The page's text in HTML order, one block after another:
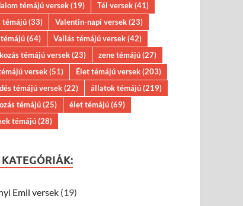
témájú versek(19) Tél versek(41)
témájú(33) Valentin-napi versek(23)
(64) Vallás témájú versek(42)
témájú versek(23) zene témájú(27)
versek(51) Élet témájú versek(203)
témájú versek(22) állatok témájú(219)
témájú(25) élet témájú(69)
témájú(28)
KATEGÓRIÁK:
Emil versek (19)